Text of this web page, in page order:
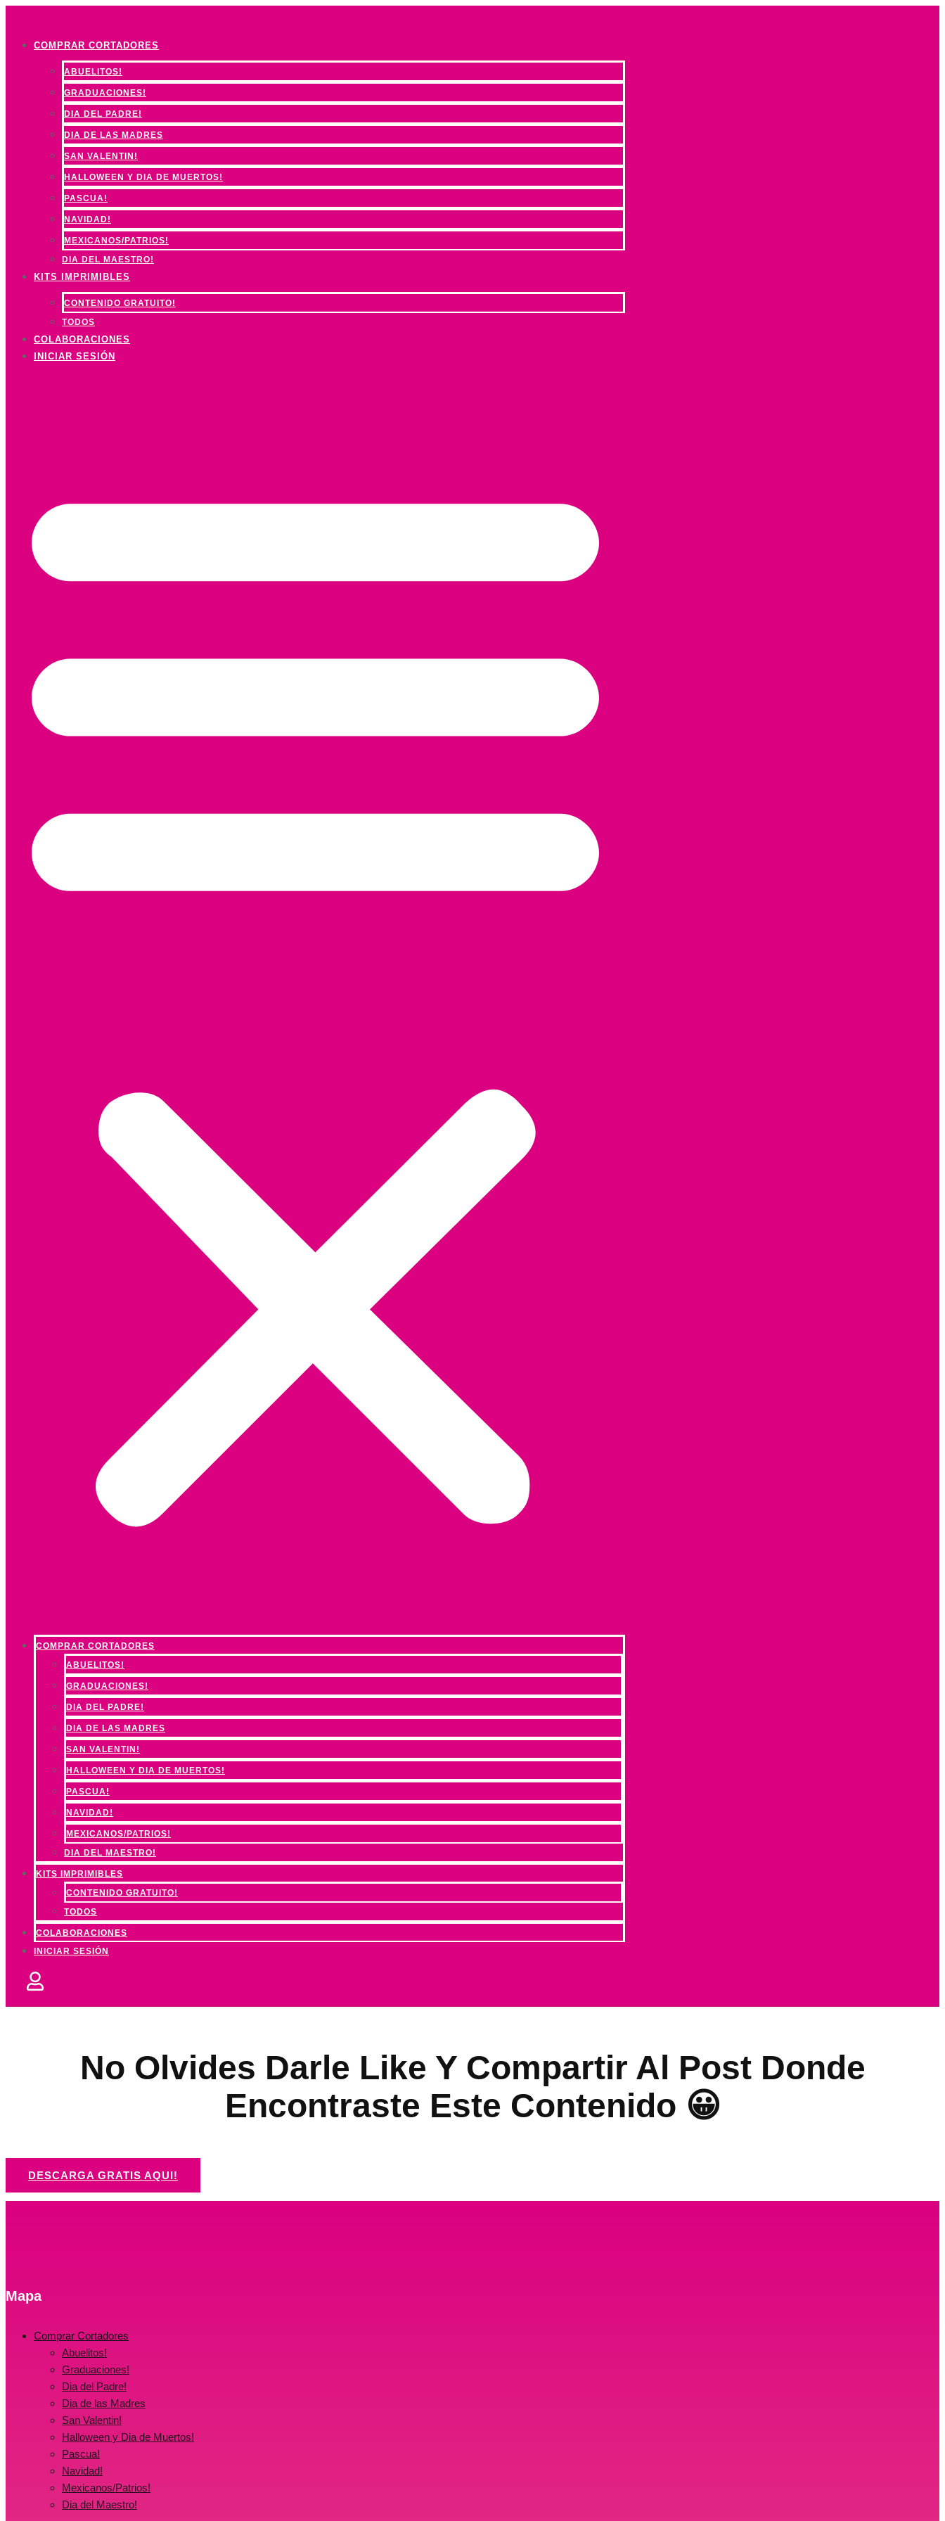
contenidoCOMPRAR CORTADORES
ABUELITOS!
GRADUACIONES!
DIA DEL PADRE!
DIA DE LAS MADRES
SAN VALENTIN!
HALLOWEEN Y DIA DE MUERTOS!
PASCUA!
NAVIDAD!
MEXICANOS/PATRIOS!
DIA DEL MAESTRO!
KITS IMPRIMIBLES
CONTENIDO GRATUITO!
TODOS
COLABORACIONES
INICIAR SESIÓN
COMPRAR CORTADORES
ABUELITOS!
GRADUACIONES!
DIA DEL PADRE!
DIA DE LAS MADRES
SAN VALENTIN!
HALLOWEEN Y DIA DE MUERTOS!
PASCUA!
NAVIDAD!
MEXICANOS/PATRIOS!
DIA DEL MAESTRO!
KITS IMPRIMIBLES
CONTENIDO GRATUITO!
TODOS
COLABORACIONES
INICIAR SESIÓN
No Olvides Darle Like Y Compartir Al Post Donde
Encontraste Este Contenido 😀
DESCARGA GRATIS AQUI!
Mapa
Comprar Cortadores
Abuelitos!
Graduaciones!
Dia del Padre!
Dia de las Madres
San Valentin!
Halloween y Dia de Muertos!
Pascua!
Navidad!
Mexicanos/Patrios!
Dia del Maestro!